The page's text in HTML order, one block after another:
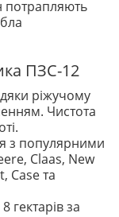
потрапляють
ПЗС-12
ріжучому
Чистота
з популярними
Claas, New
Case та
гектарів за